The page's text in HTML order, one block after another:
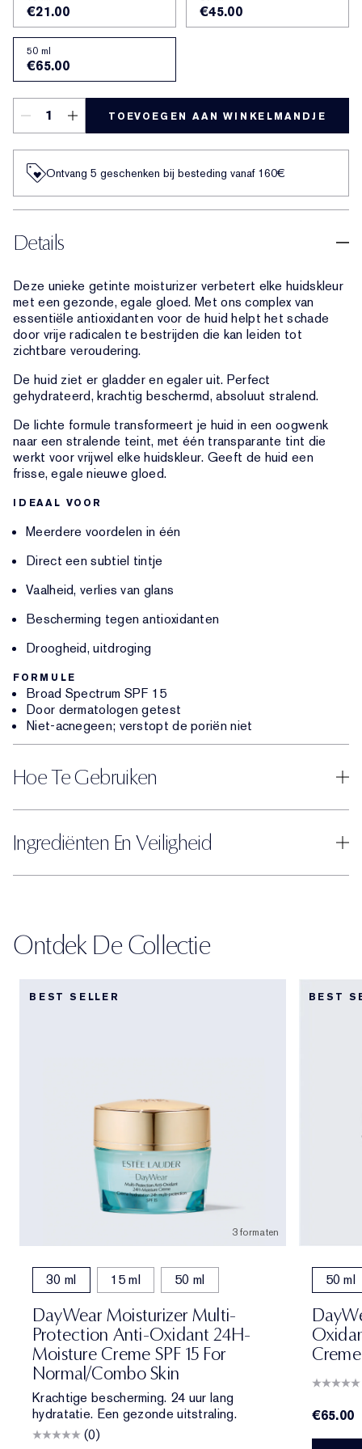
€21.00 €45.00
50 ml
€65.00
TOEVOEGEN AAN WINKELMANDJE
Ontvang 5 geschenken bij besteding vanaf 160€
Details
Deze unieke getinte moisturizer verbetert elke huidskleur
met een gezonde, egale gloed. Met ons complex van
essentiële antioxidanten voor de huid helpt het schade
door vrije radicalen te bestrijden die kan leiden tot
zichtbare veroudering.
De huid ziet er gladder en egaler uit. Perfect
gehydrateerd, krachtig beschermd, absoluut stralend.
De lichte formule transformeert je huid in een oogwenk
naar een stralende teint, met één transparante tint die
werkt voor vrijwel elke huidskleur. Geeft de huid een
frisse, egale nieuwe gloed.
IDEAAL VOOR
Meerdere voordelen in één
Direct een subtiel tintje
Vaalheid, verlies van glans
Bescherming tegen antioxidanten
Droogheid, uitdroging
FORMULE
Broad Spectrum SPF 15
Door dermatologen getest
Niet-acnegeen; verstopt de poriën niet
Hoe Te Gebruiken
Ingrediënten En Veiligheid
Ontdek De Collectie
BEST SELLER
3 formaten
30 ml 15 ml 50 ml
DayWear Moisturizer Multi-
Protection Anti-Oxidant 24H-
Moisture Creme SPF 15 For
Normal/Combo Skin
Krachtige bescherming. 24 uur lang
hydratatie. Een gezonde uitstraling.
(0)
BEST
50 ml
Creme
€65.00